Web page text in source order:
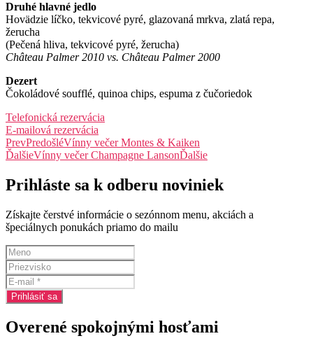
Druhé hlavné jedlo
Hovädzie líčko, tekvicové pyré, glazovaná mrkva, zlatá repa,
žerucha
(Pečená hliva, tekvicové pyré, žerucha)
Château Palmer 2010 vs. Château Palmer 2000
Dezert
Čokoládové soufflé, quinoa chips, espuma z čučoriedok
Telefonická rezervácia
E-mailová rezervácia
PrevPredošléVínny večer Montes & Kaiken
ĎalšieVínny večer Champagne LansonĎalšie
Prihláste sa k odberu noviniek
Získajte čerstvé informácie o sezónnom menu, akciách a
špeciálnych ponukách priamo do mailu
Overené spokojnými hosťami